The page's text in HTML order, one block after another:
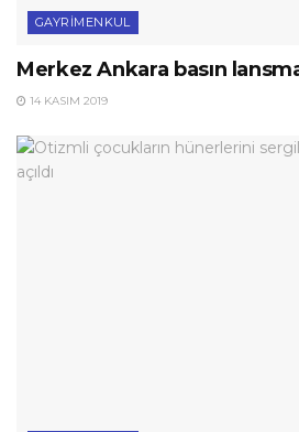
GAYRIMENKUL
Merkez Ankara basın
14 KASIM 2019